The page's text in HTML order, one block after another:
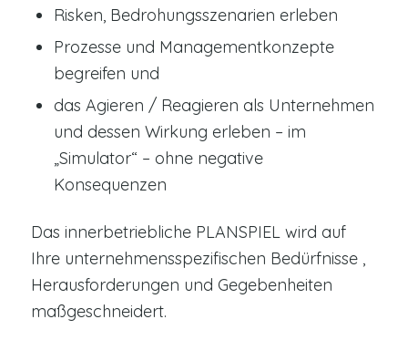
Risken, Bedrohungsszenarien erleben
Prozesse und Managementkonzepte
begreifen und
das Agieren / Reagieren als Unternehmen
und dessen Wirkung erleben – im
„Simulator“ – ohne negative
Konsequenzen
Das innerbetriebliche PLANSPIEL wird auf
Ihre unternehmensspezifischen Bedürfnisse ,
Herausforderungen und Gegebenheiten
maßgeschneidert.